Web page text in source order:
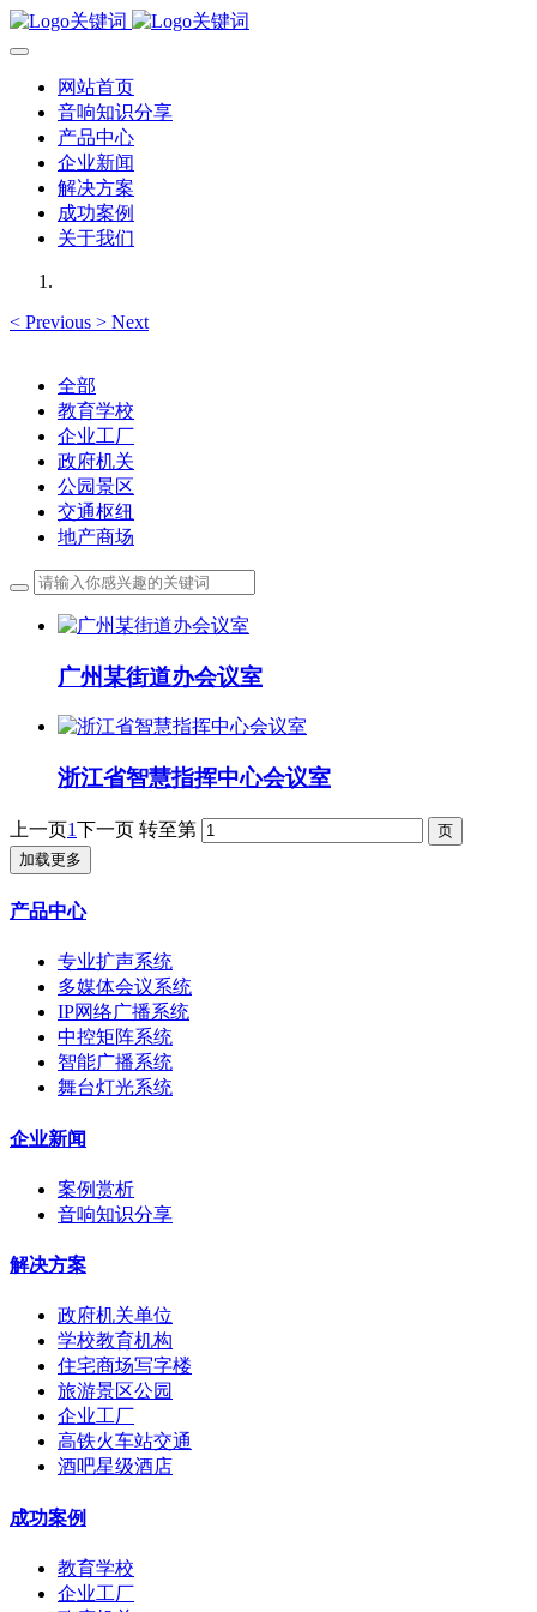
网站首页
音响知识分享
产品中心
企业新闻
解决方案
成功案例
关于我们
< Previous > Next
全部
教育学校
企业工厂
政府机关
公园景区
交通枢纽
地产商场
广州某街道办会议室
浙江省智慧指挥中心会议室
上一页1下一页 转至第
加载更多
产品中心
专业扩声系统
多媒体会议系统
IP网络广播系统
中控矩阵系统
智能广播系统
舞台灯光系统
企业新闻
案例赏析
音响知识分享
解决方案
政府机关单位
学校教育机构
住宅商场写字楼
旅游景区公园
企业工厂
高铁火车站交通
酒吧星级酒店
成功案例
教育学校
企业工厂